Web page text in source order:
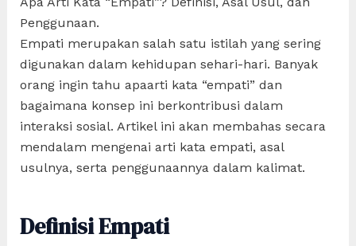
Penggunaan.
Empati merupakan salah satu istilah yang sering
digunakan dalam kehidupan sehari-hari. Banyak
orang ingin tahu apaarti kata “empati” dan
bagaimana konsep ini berkontribusi dalam
interaksi sosial. Artikel ini akan membahas secara
mendalam mengenai arti kata empati, asal
usulnya, serta penggunaannya dalam kalimat.
Definisi Empati